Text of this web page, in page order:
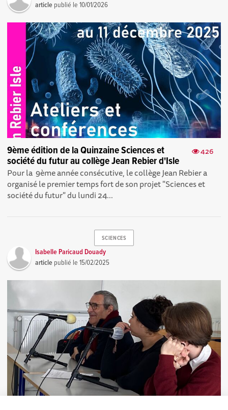
article publié le10/01/2026
426
9ème édition de la Quinzaine Sciences et
société du futur au collège Jean Rebier d'Isle
Pour la 9ème année consécutive, le collège Jean Rebier a
organisé le premier temps fort de son projet "Sciences et
société du futur" du lundi 24...
SCIENCES
Isabelle Paricaud Douady
article publié le15/02/2025